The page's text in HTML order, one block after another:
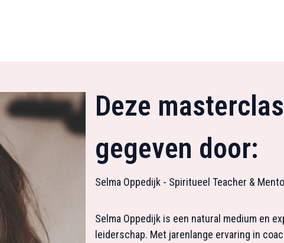
Deze
gegeven door:
Selma Oppedijk - Spiritueel Teacher &
Selma Oppedijk is een natural medium en
leiderschap. Met jarenlange ervaring in